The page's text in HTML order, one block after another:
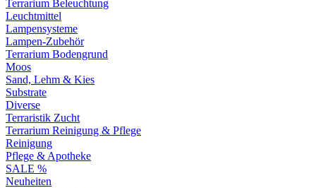
Terrarium Beleuchtung
Leuchtmittel
Lampensysteme
Lampen-Zubehör
Terrarium Bodengrund
Moos
Sand, Lehm & Kies
Substrate
Diverse
Terraristik Zucht
Terrarium Reinigung & Pflege
Reinigung
Pflege & Apotheke
SALE %
Neuheiten